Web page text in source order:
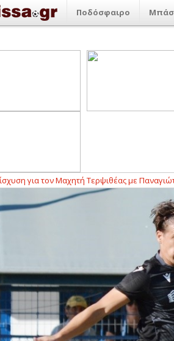
Ποδόσφαιρο
τον Μαχητή Τερψιθέας με Παναγιώτη